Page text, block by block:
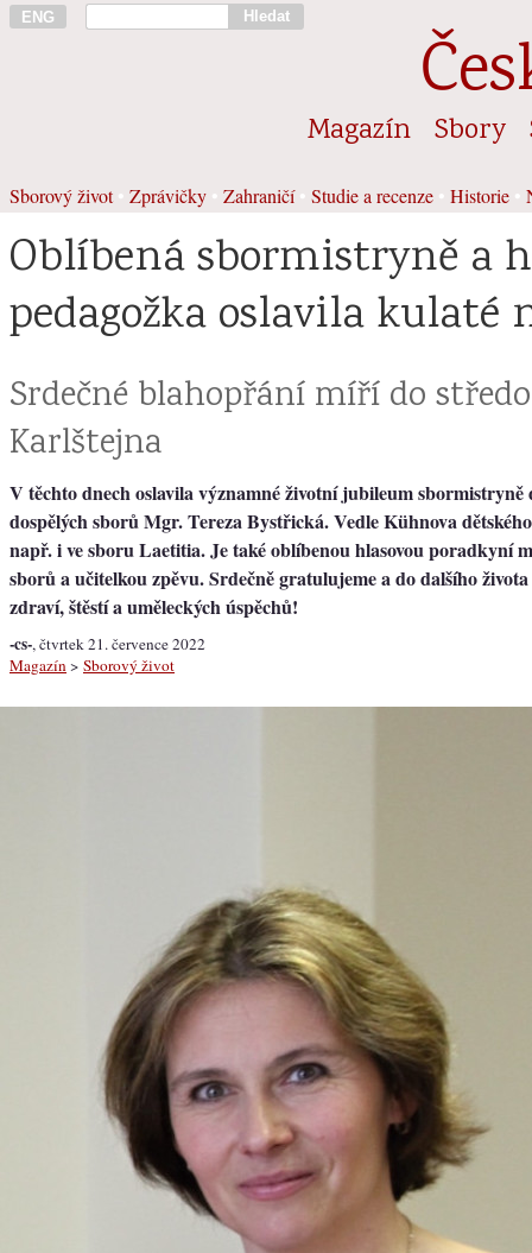
ENG Hledat
Magazín Sbory
Sborový život• Zprávičky Zahraničí• Studie a recenze Historie
Oblíbená sbormistryně a
pedagožka oslavila kulaté
Srdečné blahopřání míří do
Karlštejna
V těchto dnech oslavila významné životní jubileum sbormistryně
dospělých sborů Mgr. Tereza Bystřická. Vedle Kühnova
např. i ve sboru Laetitia. Je také oblíbenou hlasovou poradkyní
sborů a učitelkou zpěvu. Srdečně gratulujeme a do dalšího
zdraví, štěstí a uměleckých úspěchů!
-cs-, čtvrtek 21. července 2022
Magazín > Sborový život